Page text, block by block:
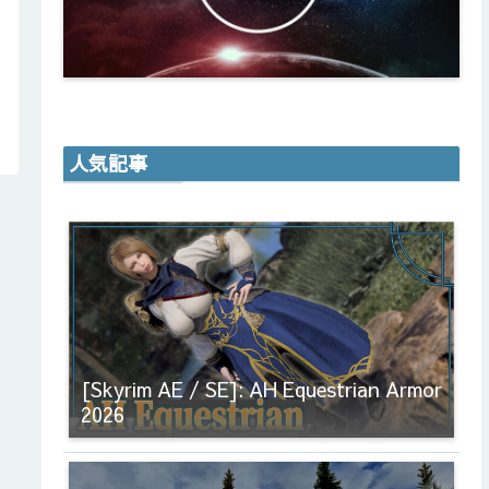
人気記事
[Skyrim AE / SE]: AH Equestrian Armor
2026